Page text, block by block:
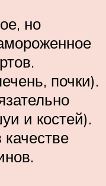
но
почки).
и костей).